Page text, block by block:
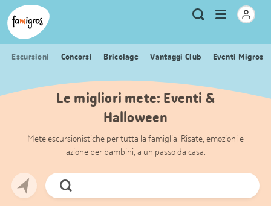
Navigazione
segnalibri
Header
Logo Metanavigazione
Ricerca
Apri
menu
Escursioni Concorsi Bricolage Vantaggi Club Eventi Migros
Le migliori mete: Eventi &
Halloween
Mete escursionistiche per tutta la famiglia. Risate, emozioni e
azione per bambini, a un passo da casa.
Cerca
ora